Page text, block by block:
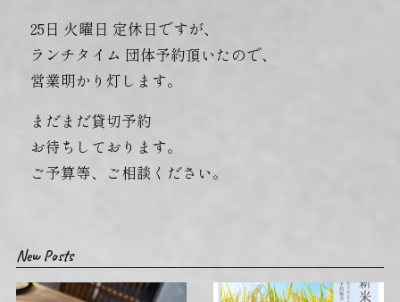
25日 火曜日 定休日ですが、
ランチタイム 団体予約頂いたので、
営業明かり灯します。
まだまだ貸切予約
お待ちしております。
ご予算等、ご相談ください。
New Posts